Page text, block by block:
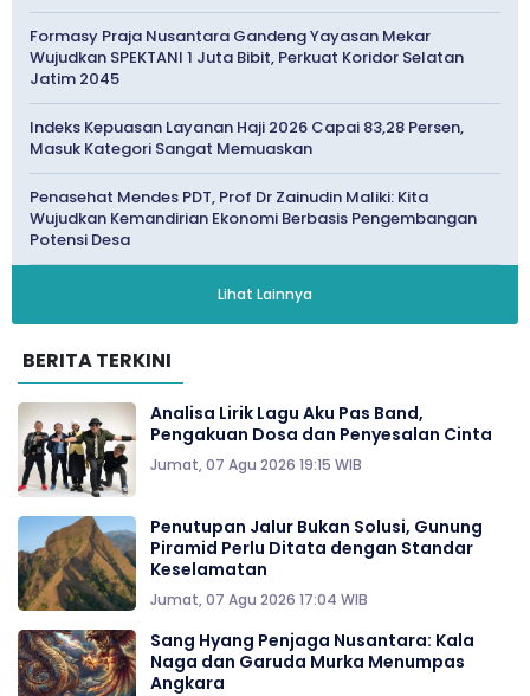
Formasy Praja Nusantara Gandeng Yayasan Mekar
Wujudkan SPEKTANI 1 Juta Bibit, Perkuat Koridor Selatan
Jatim 2045
Indeks Kepuasan Layanan Haji 2026 Capai 83,28 Persen,
Masuk Kategori Sangat Memuaskan
Penasehat Mendes PDT, Prof Dr Zainudin Maliki: Kita
Wujudkan Kemandirian Ekonomi Berbasis Pengembangan
Potensi Desa
Lihat Lainnya
BERITA TERKINI
Analisa Lirik Lagu Aku Pas Band,
Pengakuan Dosa dan Penyesalan Cinta
Jumat, 07 Agu 2026 19:15 WIB
Penutupan Jalur Bukan Solusi, Gunung
Piramid Perlu Ditata dengan Standar
Keselamatan
Jumat, 07 Agu 2026 17:04 WIB
Sang Hyang Penjaga Nusantara: Kala
Naga dan Garuda Murka Menumpas
Angkara